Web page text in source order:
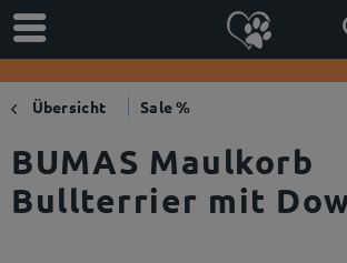
Übersicht Sale %
BUMAS Maulkorb
Bullterrier mit